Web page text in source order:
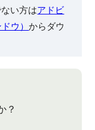
い方はアドビ
ウ）からダウ
？